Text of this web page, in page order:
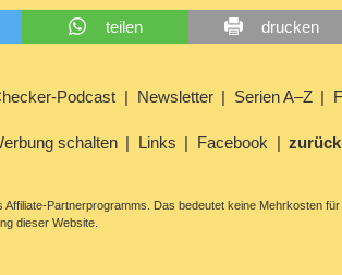
teilen drucken
Podcast Newsletter Serien A–Z
schalten Links Facebook
Partnerprogramms. Das bedeutet keine Mehrkosten
dieser Website.